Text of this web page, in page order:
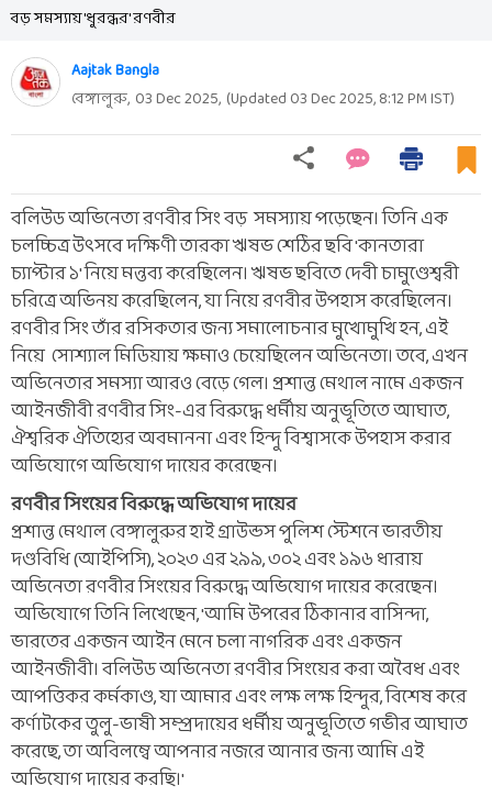
বড় সমস্যায় 'ধুরন্ধর' রণবীর
Aajtak Bangla
বেঙ্গালুরু, 03 Dec 2025, (Updated 03 Dec 2025, 8:12 PMIST)
বলিউড অভিনেতা রণবীর সিং বড় সমস্যায় পড়েছেন। তিনি এক
চলচ্চিত্র উৎসবে দক্ষিণী তারকা ঋষভ শেঠির ছবি 'কানতারা
চ্যাপ্টার ১' নিয়ে মন্তব্য করেছিলেন। ঋষভ ছবিতে দেবী চামুণ্ডেশ্বরী
চরিত্রে অভিনয় করেছিলেন, যা নিয়ে রণবীর উপহাস করেছিলেন।
রণবীর সিং তাঁর রসিকতার জন্য সমালোচনার মুখোমুখি হন, এই
নিয়ে সোশ্যাল মিডিয়ায় ক্ষমাও চেয়েছিলেন অভিনেতা। তবে, এখন
অভিনেতার সমস্যা আরও বেড়ে গেল। প্রশান্ত মেথাল নামে একজন
আইনজীবী রণবীর সিং-এর বিরুদ্ধে ধর্মীয় অনুভূতিতে আঘাত,
ঐশ্বরিক ঐতিহ্যের অবমাননা এবং হিন্দু বিশ্বাসকে উপহাস করার
অভিযোগে অভিযোগ দায়ের করেছেন।
রণবীর সিংয়ের বিরুদ্ধে অভিযোগ দায়ের
প্রশান্ত মেথাল বেঙ্গালুরুর হাই গ্রাউন্ডস পুলিশ স্টেশনে ভারতীয়
দণ্ডবিধি (আইপিসি), ২০২৩ এর ২৯৯, ৩০২ এবং ১৯৬ ধারায়
অভিনেতা রণবীর সিংয়ের বিরুদ্ধে অভিযোগ দায়ের করেছেন।
অভিযোগে তিনি লিখেছেন, 'আমি উপরের ঠিকানার বাসিন্দা,
ভারতের একজন আইন মেনে চলা নাগরিক এবং একজন
আইনজীবী। বলিউড অভিনেতা রণবীর সিংয়ের করা অবৈধ এবং
আপত্তিকর কর্মকাণ্ড, যা আমার এবং লক্ষ লক্ষ হিন্দুর, বিশেষ করে
কর্ণাটকের তুলু-ভাষী সম্প্রদায়ের ধর্মীয় অনুভূতিতে গভীর আঘাত
করেছে, তা অবিলম্বে আপনার নজরে আনার জন্য আমি এই
অভিযোগ দায়ের করছি।'